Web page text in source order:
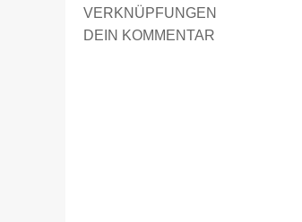
VERKNÜPFUNGEN
DEIN KOMMENTAR